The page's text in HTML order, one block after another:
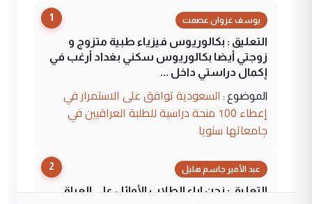
1 يوسف غزوان عصمت
التعليق : بكالوريوس فيزياء طبية متزوج و
زوجتي أيضا بكالوريوس سكني بغداد أرغب في
إكمال دراستي داخل ...
الموضوع : السعودية توافق على الاستمرار في
إعطاء 100 منحة دراسية للطلبة العراقيين في
جامعاتها سنويا
2 عبد الأمير جاسم هليل
التعليق : نحن اباء الطلاب الأوائل على العراق